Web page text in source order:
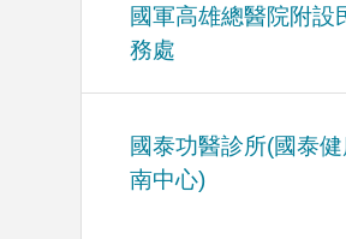
國軍高雄總醫院附設
務處
國泰功醫診所(國泰
南中心)